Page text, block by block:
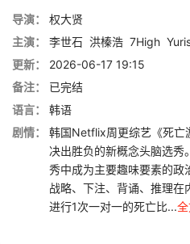
导演：
权大贤
主演：
李世石 洪榛浩 7High
更新：
2026-06-17 19:15
备注：
已完结
语言：
韩语
剧情：
韩国Netflix周更综艺《死亡
决出胜负的新概念头脑选
秀中成为主要趣味要素的政
战略、下注、背诵、推理在
进行1次一对一的死亡比...